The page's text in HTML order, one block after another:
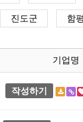
진도군 함
기업명
작성하기